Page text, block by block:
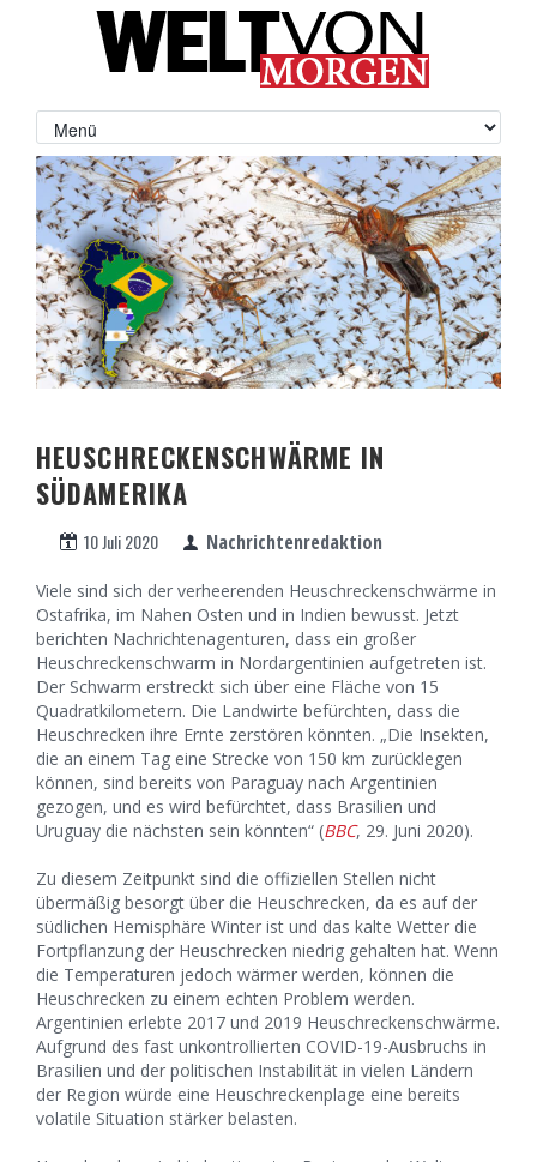
HEUSCHRECKENSCHWÄRME IN
SÜDAMERIKA
10 Juli 2020 Nachrichtenredaktion
Viele sind sich der verheerenden Heuschreckenschwärme in
Ostafrika, im Nahen Osten und in Indien bewusst. Jetzt
berichten Nachrichtenagenturen, dass ein großer
Heuschreckenschwarm in Nordargentinien aufgetreten ist.
Der Schwarm erstreckt sich über eine Fläche von 15
Quadratkilometern. Die Landwirte befürchten, dass die
Heuschrecken ihre Ernte zerstören könnten. „Die Insekten,
die an einem Tag eine Strecke von 150 km zurücklegen
können, sind bereits von Paraguay nach Argentinien
gezogen, und es wird befürchtet, dass Brasilien und
Uruguay die nächsten sein könnten“ (BBC, 29. Juni 2020).
Zu diesem Zeitpunkt sind die offiziellen Stellen nicht
übermäßig besorgt über die Heuschrecken, da es auf der
südlichen Hemisphäre Winter ist und das kalte Wetter die
Fortpflanzung der Heuschrecken niedrig gehalten hat. Wenn
die Temperaturen jedoch wärmer werden, können die
Heuschrecken zu einem echten Problem werden.
Argentinien erlebte 2017 und 2019 Heuschreckenschwärme.
Aufgrund des fast unkontrollierten COVID-19-Ausbruchs in
Brasilien und der politischen Instabilität in vielen Ländern
der Region würde eine Heuschreckenplage eine bereits
volatile Situation stärker belasten.